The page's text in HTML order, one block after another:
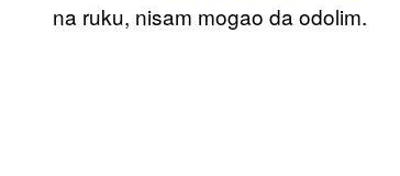
na ruku, nisam mogao da odolim.